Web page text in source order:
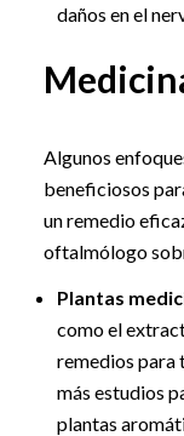
daños en el
Algunos
beneficiosos
un remedio
oftalmólogo
Plantas
como el
remedios para
más estudios
plantas